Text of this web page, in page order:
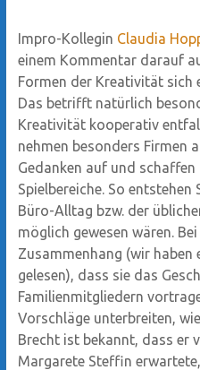
Impro-Kollegin Claudia
einem Kommentar darauf
Formen der Kreativität sich
Das betrifft natürlich
Kreativität kooperativ
nehmen besonders Firmen
Gedanken auf und
Spielbereiche. So
Büro-Alltag bzw. der
möglich gewesen wären.
Zusammenhang (wir haben
gelesen), dass sie das
Familienmitgliedern
Vorschläge unterbreiten,
Brecht ist bekannt, dass er
Margarete Steffin